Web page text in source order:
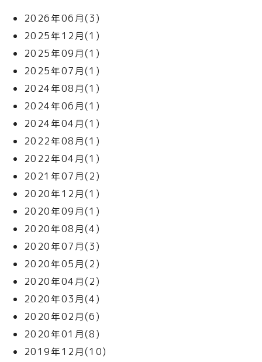
2026年06月(3)
2025年12月(1)
2025年09月(1)
2025年07月(1)
2024年08月(1)
2024年06月(1)
2024年04月(1)
2022年08月(1)
2022年04月(1)
2021年07月(2)
2020年12月(1)
2020年09月(1)
2020年08月(4)
2020年07月(3)
2020年05月(2)
2020年04月(2)
2020年03月(4)
2020年02月(6)
2020年01月(8)
2019年12月(10)